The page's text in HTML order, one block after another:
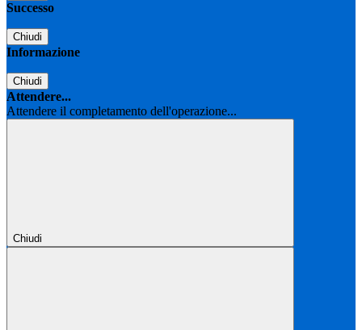
Successo
Chiudi
Informazione
Chiudi
Attendere...
Attendere il completamento dell'operazione...
Chiudi